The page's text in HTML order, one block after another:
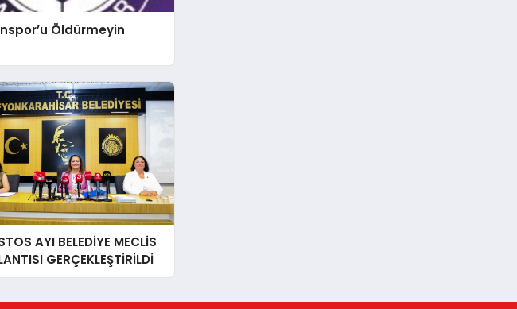
Öldürmeyin
AYI BELEDİYE MECLİS
GERÇEKLEŞTİRİLDİ